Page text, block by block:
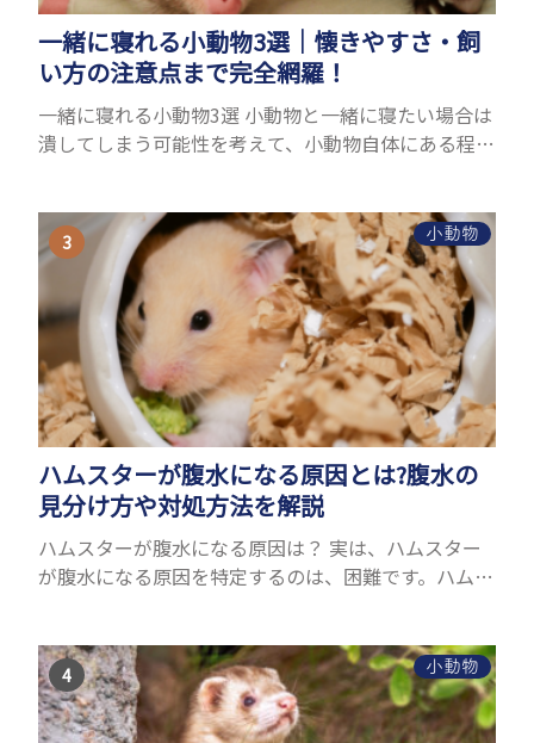
一緒に寝れる小動物3選｜懐きやすさ・飼
い方の注意点まで完全網羅！
一緒に寝れる小動物3選 小動物と一緒に寝たい場合は
潰してしまう可能性を考えて、小動物自体にある程度
が多い...
小動物
ハムスターが腹水になる原因とは?腹水の
見分け方や対処方法を解説
ハムスターが腹水になる原因は？ 実は、ハムスター
が腹水になる原因を特定するのは、困難です。ハムス
理由はさま...
小動物